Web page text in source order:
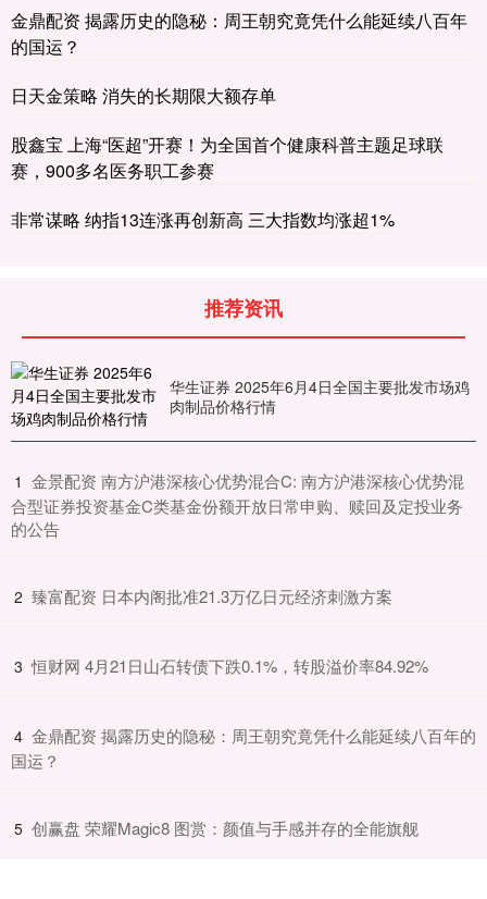
金鼎配资 揭露历史的隐秘：周王朝究竟凭什么能延续八百年
的国运？
日天金策略 消失的长期限大额存单
股鑫宝 上海“医超”开赛！为全国首个健康科普主题足球联
赛，900多名医务职工参赛
非常谋略 纳指13连涨再创新高 三大指数均涨超1%
推荐资讯
华生证券 2025年6月4日全国主要批发市场鸡
肉制品价格行情
1 ​金景配资 南方沪港深核心优势混合C: 南方沪港深核心优势混
合型证券投资基金C类基金份额开放日常申购、赎回及定投业务
的公告
2 ​臻富配资 日本内阁批准21.3万亿日元经济刺激方案
3 ​恒财网 4月21日山石转债下跌0.1%，转股溢价率84.92%
4 ​金鼎配资 揭露历史的隐秘：周王朝究竟凭什么能延续八百年的
国运？
5 ​创赢盘 荣耀Magic8 图赏：颜值与手感并存的全能旗舰